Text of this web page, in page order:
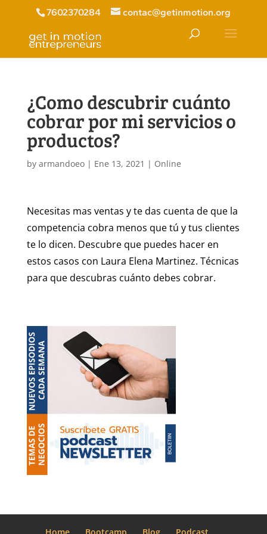
7602370284 contac@getinmotion.org
¿Como descubrir cuánto
cobrar por mi servicios o
productos?
by armandoeo| Ene 13, 2021 | Online
Necesitas mas ventas y te das cuenta de que la
competencia cobra menos que tú y tus clientes
te lo dicen. Descubre que puedes hacer en
estos casos con Laura Elena Martinez. Técnicas
para que descubras cuánto debes cobrar.